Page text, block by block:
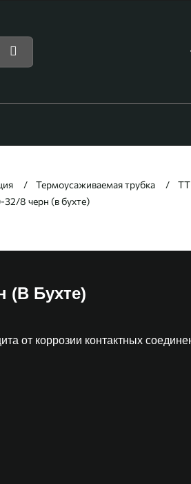
Термоусаживаемая трубка
32/8 черн (в бухте)
(в Бухте)
от коррозии контактных